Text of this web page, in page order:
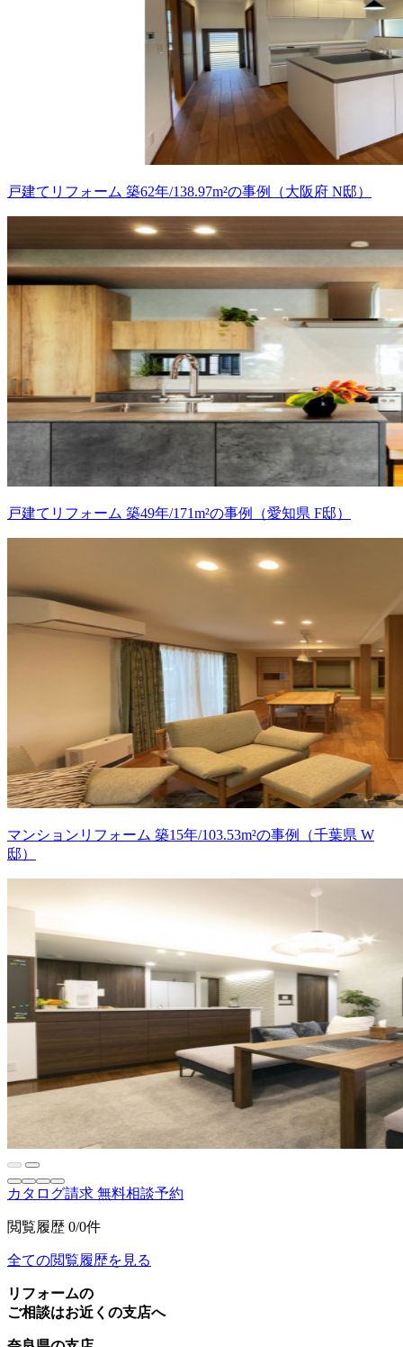
戸建てリフォーム 築62年/138.97m²の事例（大阪府 N邸）
戸建てリフォーム 築49年/171m²の事例（愛知県 F邸）
マンションリフォーム 築15年/103.53m²の事例（千葉県 W
邸）
カタログ請求 無料相談予約
閲覧履歴 0/0件
全ての閲覧履歴を見る
リフォームの
ご相談はお近くの支店へ